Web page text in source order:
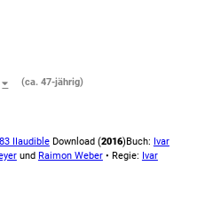
(ca. 47-jährig)
IIaudibleDownload (2016)Buch: Ivar
und Raimon Weber• Regie: Ivar